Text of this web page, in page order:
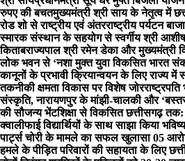
रुपए की बचतमुख्यमंत्री श्री साय के नेतृत्व में
रोड शो से राष्ट्रीय एवं अंतरराष्ट्रीय पर्यटन
स्मारक संस्थान के सहयोग से स्वर्गीय श्री आशीष
किताबराज्यपाल श्री रमेन डेका और मुख्यमंत्री
लोक भवन से ‘नशा मुक्त युवा विकसित भारत
कानूनों के प्रभावी क्रियान्वयन के लिए राज्य में
तकनीकी क्षमता विकास पर विशेष जोर
संस्कृति, नारायणपुर के मांझी-चालकी और
की सौजन्य भेंटशिक्षा से विकसित छत्तीसगढ़
क्वालीफाई विद्यार्थियों के साथ साझा किया
पार्ट्स चोरी के मामले का सफल खुलासा 05
हमले के पीड़ित परिवारों की सहायता के लिए